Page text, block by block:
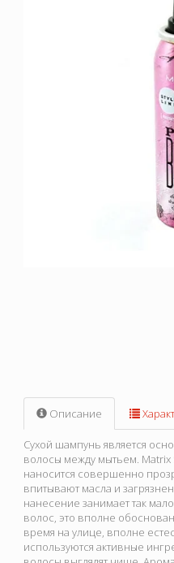
Описание
Сухой шампунь является
волосы между мытьем. Matrix
наносится совершенно
впитывают масла и
нанесение занимает так
волос, это вполне
время на улице, вполне
используются активные